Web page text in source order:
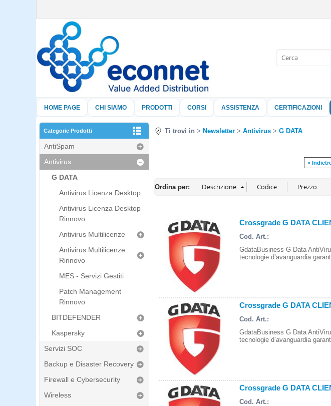
HOME PAGE CHI SIAMO PRODOTTI CORSI ASSISTENZA CERTIFICAZIONI
Categorie Prodotti
AntiSpam
Antivirus
G DATA
Antivirus Licenza Desktop
Antivirus Licenza Desktop
Rinnovo
Antivirus Multilicenze
Antivirus Multilicenze
Rinnovo
MES - Servizi Gestiti
Patch Management
Rinnovo
BITDEFENDER
Kaspersky
Servizi SOC
Backup e Disaster Recovery
Firewall e Cybersecurity
Wireless
Ti trovi in Newsletter Antivirus G DATA
«
Ordina per:
Crossgrade G DATA
Cod. Art.:
GdataBusiness G Data
tecnologie d’avanguardia
Crossgrade G DATA
Cod. Art.:
GdataBusiness G Data
tecnologie d’avanguardia
Crossgrade G DATA
Cod. Art.: